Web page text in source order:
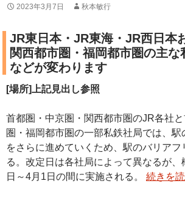
2023年3月7日 秋本敏行
JR東日本・JR東海・JR西日本
関西都市圏・福岡都市圏の主な
などが変わります
[場所]上記見出し参照
首都圏・中京圏・関西都市圏のJR各社
圏・福岡都市圏の一部私鉄社局では、
をさらに進めていくため、駅のバリアフ
る。改定日は各社局によって異なるが
日～4月1日の間に実施される。 続きを